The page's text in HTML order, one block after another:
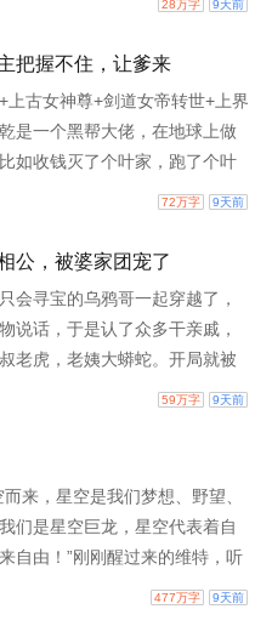
蛮校花蠢蠢欲动。叶远进退两
斩恶霸，横扫八方纵横天下；修
踏敌骨迈上巅峰。 “天下之人，
28万字 9天前
把握不住，让爹来
+上古女神尊+剑道女帝转世+上界
是一个黑帮大佬，在地球上做
如收钱灭了个叶家，跑了个叶
了个傲娇大小姐，她说她男朋
后被卡车大帝送到玄幻世
的主角灭族。……多年以后，古
开大屠杀。所有叶、萧、顾、
条狗都
72万字 9天前
公，被婆家团宠了
会寻宝的乌鸦哥一起穿越了，
说话，于是认了众多干亲戚，
老虎，老姨大蟒蛇。开局就被
又赶出家门，给的理由是抱错
还雪上加霜，房子不知道被哪
食，发家致富，顺便给人看看
世带着全家逃荒之前先把养母
拿走，库房
59万字 9天前
来，星空是我们梦想、野望、
们是星空巨龙，星空代表着自
自由！”刚刚醒过来的维特，听
导，从此以后，他有了一个龙
477万字 9天前